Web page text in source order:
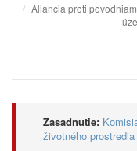
Aliancia proti
Zasadnutie:
životného